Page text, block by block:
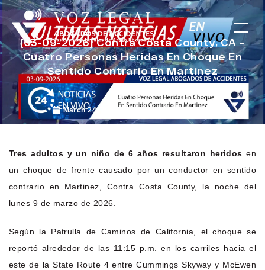
[03-09-2026] Contra Costa County, CA –
Cuatro Personas Heridas En Choque En
Sentido Contrario En Martinez
March 24, 2026
Tres adultos y un niño de 6 años resultaron heridos en
un choque de frente causado por un conductor en sentido
contrario en Martinez, Contra Costa County, la noche del
lunes 9 de marzo de 2026.
Según la Patrulla de Caminos de California, el choque se
reportó alrededor de las 11:15 p.m. en los carriles hacia el
este de la State Route 4 entre Cummings Skyway y McEwen